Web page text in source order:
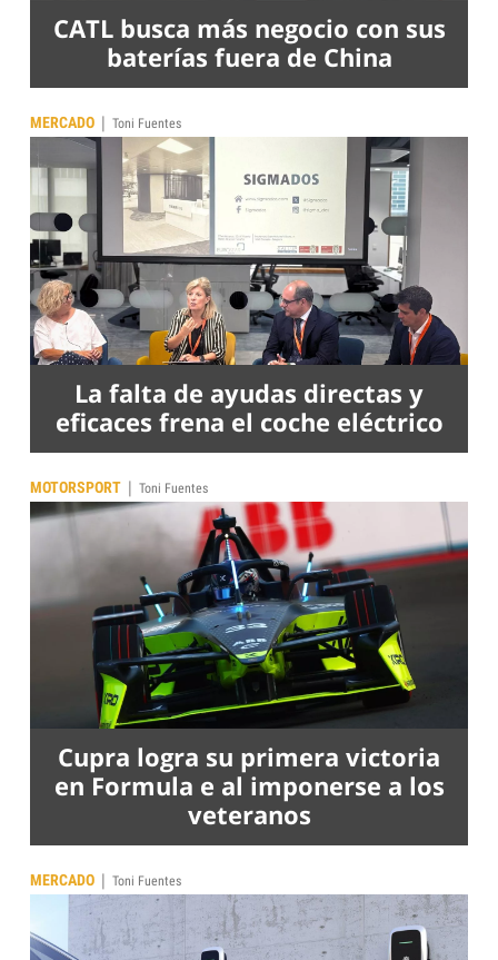
CATL busca más negocio con sus
baterías fuera de China
MERCADO | Toni Fuentes
La falta de ayudas directas y
eficaces frena el coche eléctrico
MOTORSPORT | Toni Fuentes
Cupra logra su primera victoria
en Formula e al imponerse a los
veteranos
MERCADO | Toni Fuentes